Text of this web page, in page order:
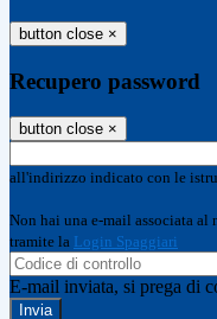
button close ×
Recupero password
button close ×
all'indirizzo indicato con le
Non hai una e-mail associata al
tramite la Login Spaggiari
E-mail inviata, si prega di